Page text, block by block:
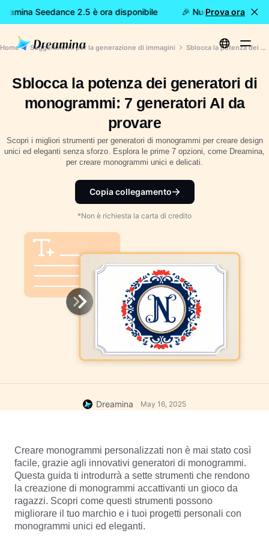
Seedance 2.5 è ora disponibile 🎉 Nuovo modello
Prova ora
Home Suggerimenti per la generazione di immagini Sblocca la potenza dei generatori di monogrammi: 7 generatori AI da provare
Sblocca la potenza dei generatori di
monogrammi: 7 generatori AI da
provare
Scopri i migliori strumenti per generatori di monogrammi per creare design
unici ed eleganti senza sforzo. Esplora le prime 7 opzioni, come Dreamina,
per creare monogrammi unici e delicati.
Copia collegamento
*Non è richiesta la carta di credito
Dreamina May 16, 2025
Creare monogrammi personalizzati non è mai stato così
facile, grazie agli innovativi generatori di monogrammi.
Questa guida ti introdurrà a sette strumenti che rendono
la creazione di monogrammi accattivanti un gioco da
ragazzi. Scopri come questi strumenti possono
migliorare il tuo marchio e i tuoi progetti personali con
monogrammi unici ed eleganti.